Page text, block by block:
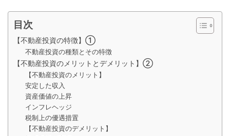
目次
【不動産投資の特徴】①
不動産投資の種類とその特徴
【不動産投資のメリットとデメリット】②
【不動産投資のメリット】
安定した収入
資産価値の上昇
インフレヘッジ
税制上の優遇措置
【不動産投資のデメリット】